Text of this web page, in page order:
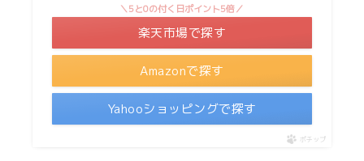
Amazonで探す
＼5と0の付く日ポイント5倍／
楽天市場で探す
Yahooショッピングで探す
ポチップ